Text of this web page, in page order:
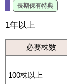
1年以上
必要株数
100株以上